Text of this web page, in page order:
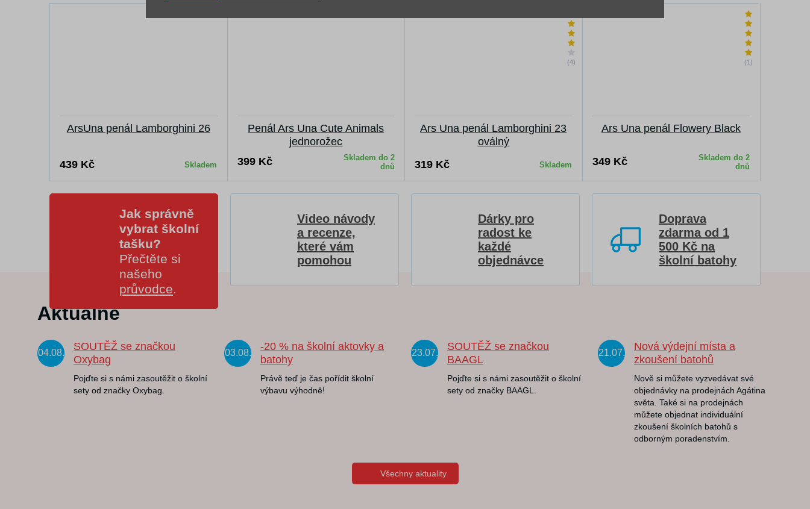
ArsUna penál Lamborghini 26
439 Kč Skladem
Penál Ars Una Cute Animals
jednorožec
399 Kč
Skladem do 2
dnů
(4)
Ars Una penál Lamborghini 23
oválný
319 Kč
Skladem
(1)
Ars Una penál Flowery Black
349 Kč
Skladem do 2
dnů
Jak správně
vybrat školní
tašku?
Přečtěte si
našeho
průvodce.
Video návody
a recenze,
které vám
pomohou
Dárky pro
radost ke
každé
objednávce
Doprava
zdarma od 1
500 Kč na
školní batohy
Aktuálně
04.08.
SOUTĚŽ se značkou
Oxybag
Pojďte si s námi zasoutěžit o školní
sety od značky Oxybag.
03.08.
-20 % na školní aktovky a
batohy
Právě teď je čas pořídit školní
výbavu výhodně!
23.07.
SOUTĚŽ se značkou
BAAGL
Pojďte si s námi zasoutěžit o školní
sety od značky BAAGL.
21.07.
Nová výdejní místa a
zkoušení batohů
Nově si můžete vyzvedávat své
objednávky na prodejnách Agátina
světa. Také si na prodejnách
můžete objednat individuální
zkoušení školních batohů s
odborným poradenstvím.
Všechny aktuality